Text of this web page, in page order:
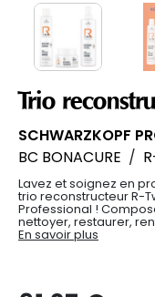
Trio
SCHWARZKOPF
BC BONACURE /
Lavez et soignez en
trio reconstructeur R-
Professional !
nettoyer, restaurer,
En savoir plus